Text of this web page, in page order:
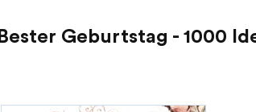
Bester Geburtstag - 1000